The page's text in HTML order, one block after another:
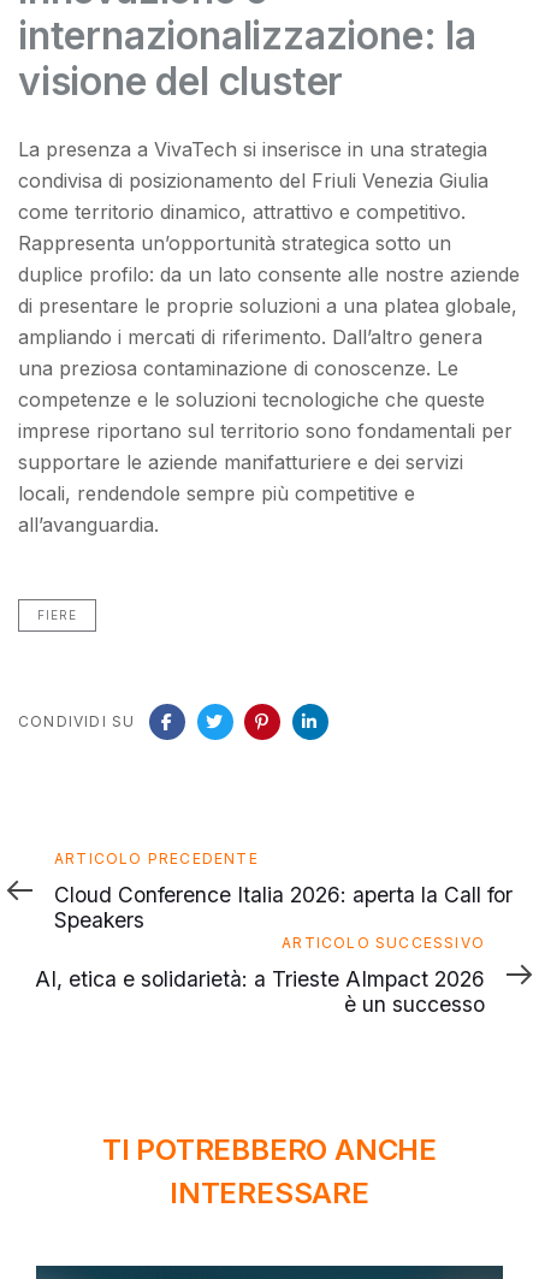
internazionalizzazione: la
visione del cluster
La presenza a VivaTech si inserisce in una strategia
condivisa di posizionamento del Friuli Venezia Giulia
come territorio dinamico, attrattivo e competitivo.
Rappresenta un’opportunità strategica sotto un
duplice profilo: da un lato consente alle nostre aziende
di presentare le proprie soluzioni a una platea globale,
ampliando i mercati di riferimento. Dall’altro genera
una preziosa contaminazione di conoscenze. Le
competenze e le soluzioni tecnologiche che queste
imprese riportano sul territorio sono fondamentali per
supportare le aziende manifatturiere e dei servizi
locali, rendendole sempre più competitive e
all’avanguardia.
FIERE
CONDIVIDI SU
Articolo
precedente
ARTICOLO PRECEDENTE
Cloud Conference Italia 2026: aperta la Call for
Speakers
successivo
ARTICOLO SUCCESSIVO
AI, etica e solidarietà: a Trieste AImpact 2026
è un successo
TI POTREBBERO ANCHE
INTERESSARE